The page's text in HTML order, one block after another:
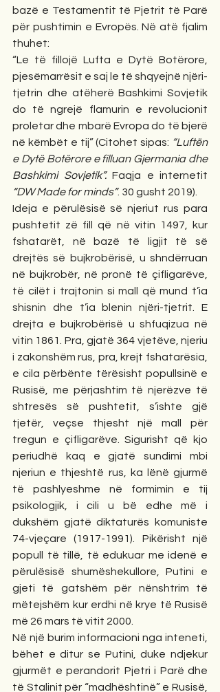
bazë e Testamentit të Pjetrit të Parë
për pushtimin e Evropës. Në atë fjalim
thuhet:
“Le të fillojë Lufta e Dytë Botërore,
pjesëmarrësit e saj le të shqyejnë njëri-
tjetrin dhe atëherë Bashkimi Sovjetik
do të ngrejë flamurin e revolucionit
proletar dhe mbarë Evropa do të bjerë
në këmbët e tij” (Citohet sipas: “Luftën
e Dytë Botërore e filluan Gjermania dhe
Bashkimi Sovjetik”.
“DW Made for minds”. 30 gusht 2019).
Ideja e përulësisë së njeriut rus para
pushtetit zë fill që në vitin 1497, kur
fshatarët, në bazë të ligjit të së
drejtës së bujkrobërisë, u shndërruan
në bujkrobër, në pronë të çifligarëve,
të cilët i trajtonin si mall që mund t’ia
shisnin dhe t’ia blenin njëri-tjetrit. E
drejta e bujkrobërisë u shfuqizua në
vitin 1861. Pra, gjatë 364 vjetëve, njeriu
i zakonshëm rus, pra, krejt fshatarësia,
e cila përbënte tërësisht popullsinë e
Rusisë, me përjashtim të njerëzve të
shtresës së pushtetit, s’ishte gjë
tjetër, veçse thjesht një mall për
tregun e çifligarëve. Sigurisht që kjo
periudhë kaq e gjatë sundimi mbi
njeriun e thjeshtë rus, ka lënë gjurmë
të pashlyeshme në formimin e tij
psikologjik, i cili u bë edhe më i
dukshëm gjatë diktaturës komuniste
74-vjeçare (1917-1991). Pikërisht një
popull të tillë, të edukuar me idenë e
përulësisë shumëshekullore, Putini e
gjeti të gatshëm për nënshtrim të
mëtejshëm kur erdhi në krye të Rusisë
më 26 mars të vitit 2000.
Në një burim informacioni nga inteneti,
bëhet e ditur se Putini, duke ndjekur
gjurmët e perandorit Pjetri i Parë dhe
të Stalinit për “madhështinë” e Rusisë,